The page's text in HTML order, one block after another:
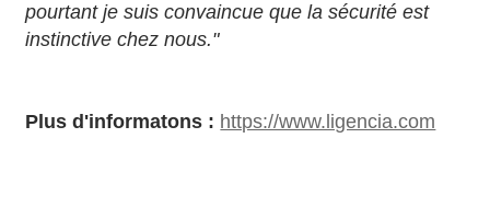
pourtant je suis convaincue que la sécurité est
instinctive chez nous."
Plus d'informatons : https://www.ligencia.com